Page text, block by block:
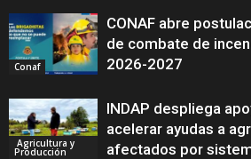
Conaf
CONAF abre
de combate de
2026-2027
Agricultura y
Producción
INDAP despliega
acelerar ayudas a
afectados por